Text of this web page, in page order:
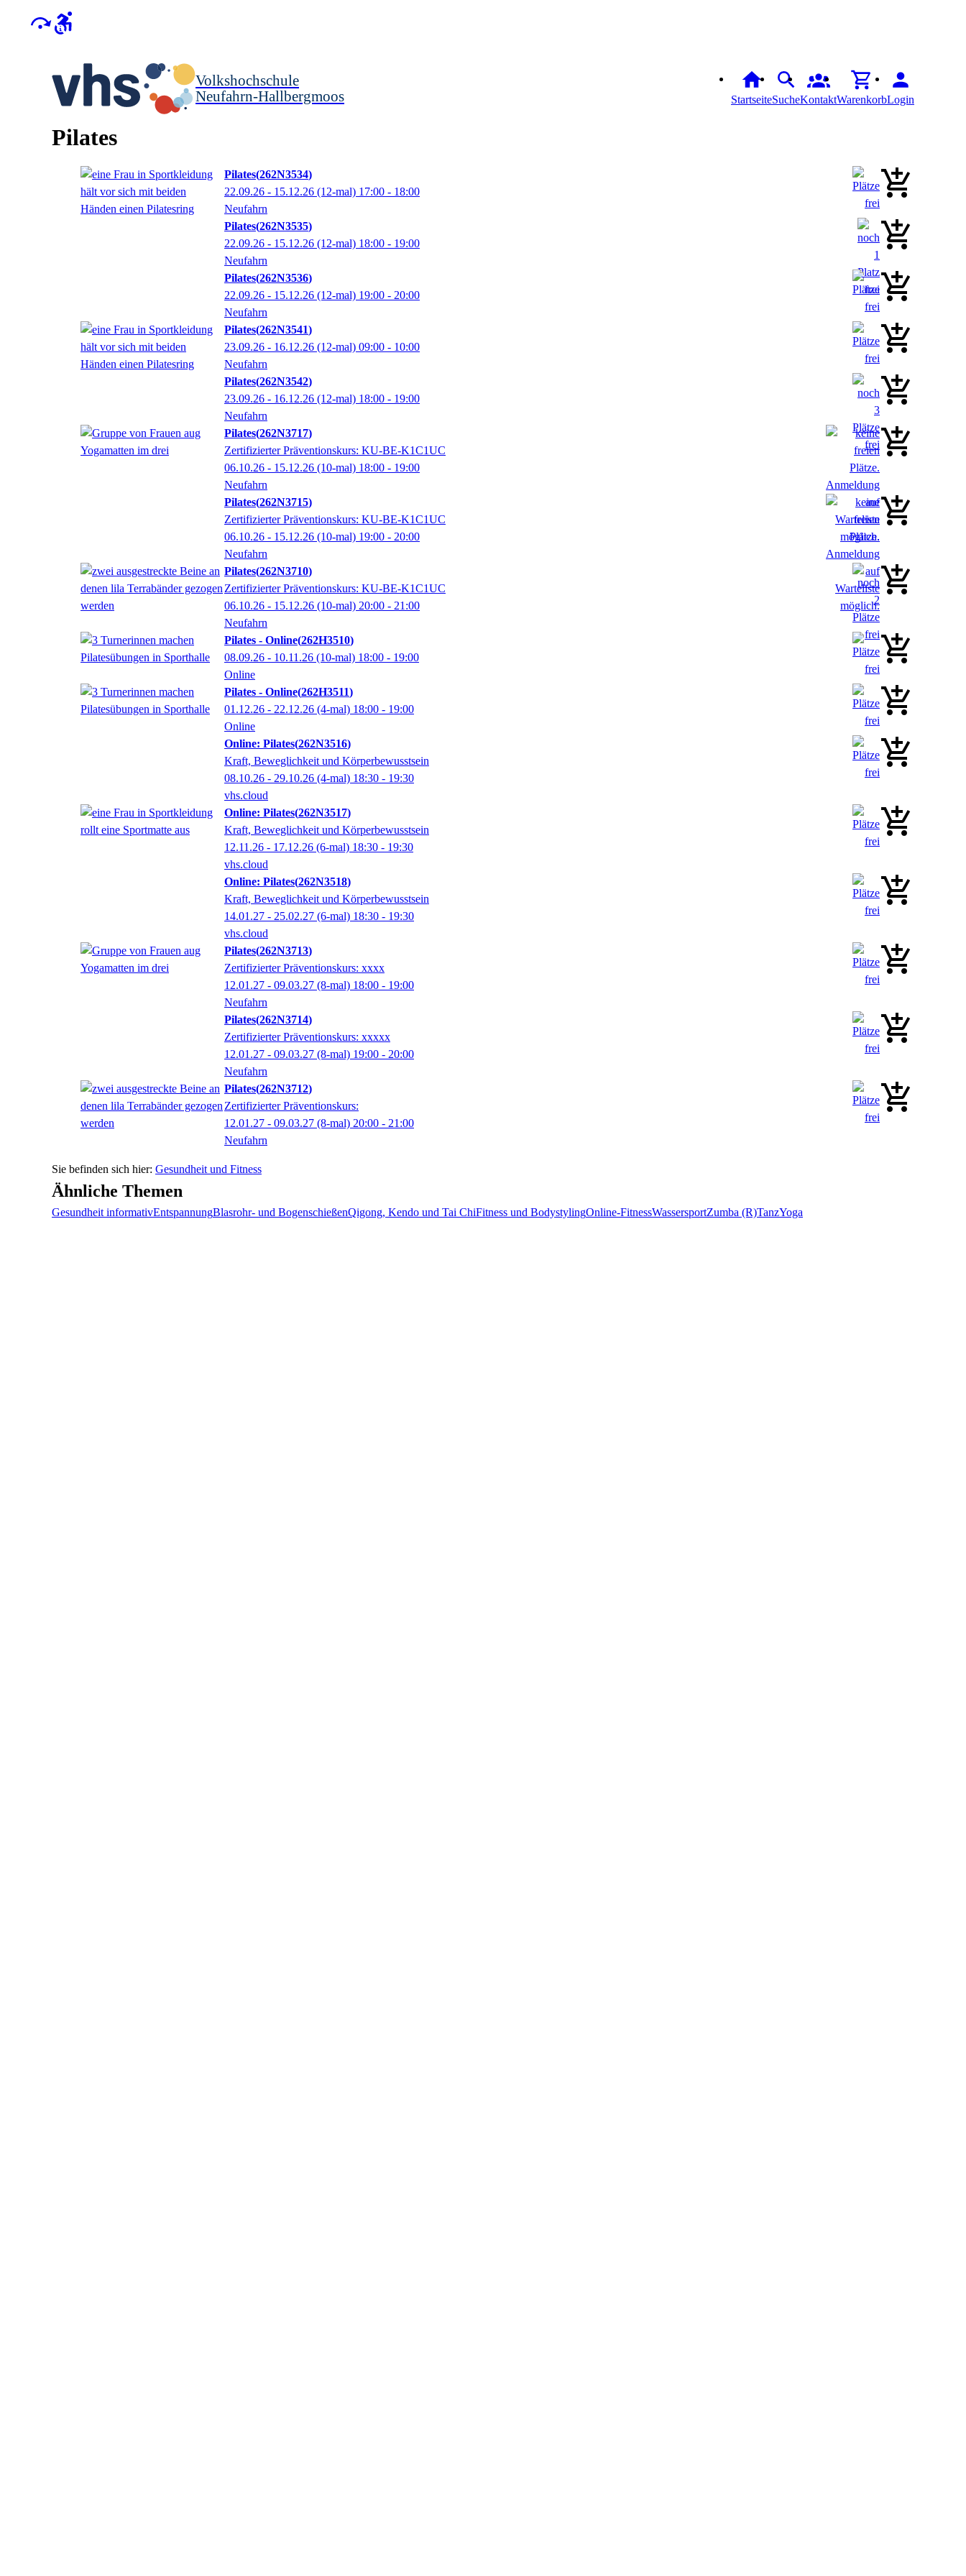
Volkshochschule
Neufahrn-Hallbergmoos
StartseiteSucheKontaktWarenkorbLogin
Pilates
Pilates 262N3534
22.09.26 - 15.12.26 (12-mal) 17:00 - 18:00
Neufahrn
Pilates 262N3535
22.09.26 - 15.12.26 (12-mal) 18:00 - 19:00
Neufahrn
Pilates 262N3536
22.09.26 - 15.12.26 (12-mal) 19:00 - 20:00
Neufahrn
Pilates 262N3541
23.09.26 - 16.12.26 (12-mal) 09:00 - 10:00
Neufahrn
Pilates 262N3542
23.09.26 - 16.12.26 (12-mal) 18:00 - 19:00
Neufahrn
Pilates 262N3717
Zertifizierter Präventionskurs: KU-BE-K1C1UC
06.10.26 - 15.12.26 (10-mal) 18:00 - 19:00
Neufahrn
Pilates 262N3715
Zertifizierter Präventionskurs: KU-BE-K1C1UC
06.10.26 - 15.12.26 (10-mal) 19:00 - 20:00
Neufahrn
Pilates 262N3710
Zertifizierter Präventionskurs: KU-BE-K1C1UC
06.10.26 - 15.12.26 (10-mal) 20:00 - 21:00
Neufahrn
Pilates - Online 262H3510
08.09.26 - 10.11.26 (10-mal) 18:00 - 19:00
Online
Pilates - Online 262H3511
01.12.26 - 22.12.26 (4-mal) 18:00 - 19:00
Online
Online: Pilates 262N3516
Kraft, Beweglichkeit und Körperbewusstsein
08.10.26 - 29.10.26 (4-mal) 18:30 - 19:30
vhs.cloud
Online: Pilates 262N3517
Kraft, Beweglichkeit und Körperbewusstsein
12.11.26 - 17.12.26 (6-mal) 18:30 - 19:30
vhs.cloud
Online: Pilates 262N3518
Kraft, Beweglichkeit und Körperbewusstsein
14.01.27 - 25.02.27 (6-mal) 18:30 - 19:30
vhs.cloud
Pilates 262N3713
Zertifizierter Präventionskurs: xxxx
12.01.27 - 09.03.27 (8-mal) 18:00 - 19:00
Neufahrn
Pilates 262N3714
Zertifizierter Präventionskurs: xxxxx
12.01.27 - 09.03.27 (8-mal) 19:00 - 20:00
Neufahrn
Pilates 262N3712
Zertifizierter Präventionskurs:
12.01.27 - 09.03.27 (8-mal) 20:00 - 21:00
Neufahrn
Gesundheit und Fitness
Ähnliche Themen
Gesundheit informativEntspannungBlasrohr- und BogenschießenQigong, Kendo und Tai ChiFitness und BodystylingOnline-FitnessWassersportZumba (R)TanzYoga